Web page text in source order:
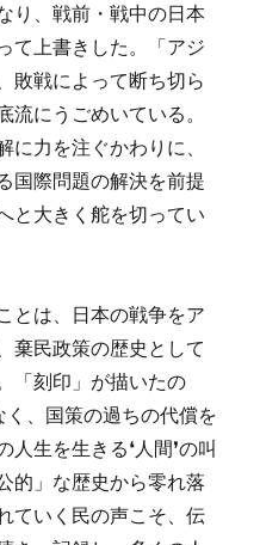
り、戦前・戦中の日本
て上書きした。「アジ
敗戦によって断ち切ら
にうごめいている。
に力を注ぐかわりに、
国際問題の解決を前提
と大きく舵を切ってい
とは、日本の戦争をア
棄民政策の歴史として
「刻印」が描いたの
く、国策の過ちの代償を
生を生きる❛人間❜の叫
的」な歴史から零れ落
ていく民の声こそ、伝